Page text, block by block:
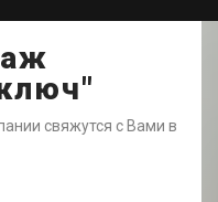
свяжутся с Вами в